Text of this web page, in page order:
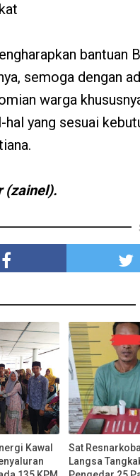
bantuan
semoga dengan
warga
hal yang sesuai
(zainel).
Kawal
Sat
Langsa